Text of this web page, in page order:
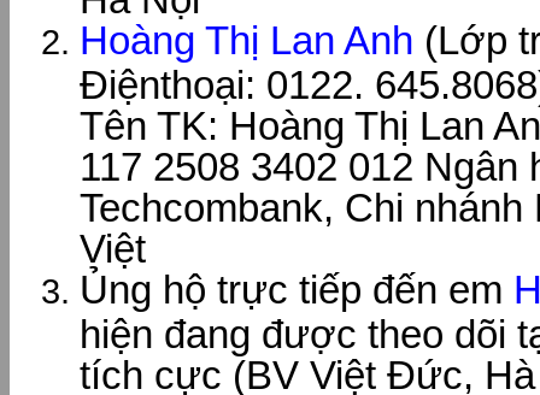
Hoàng Thị Lan Anh (Lớp
Điệnthoại: 0122.
Tên TK: Hoàng Thị Lan
117 2508 3402 012 Ngân
Techcombank, Chi nhánh
Việt
Ủng hộ trực tiếp đến em
hiện đang được theo dõi
tích cực (BV Việt Đức,